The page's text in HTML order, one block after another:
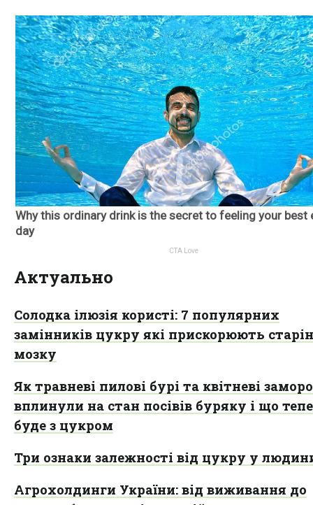
Актуально
Солодка ілюзія користі: 7 популярних
замінників цукру які прискорюють
мозку
Як травневі пилові бурі та квітневі
вплинули на стан посівів буряку і що
буде з цукром
Три ознаки залежності від цукру у
Агрохолдинги України: від виживання до